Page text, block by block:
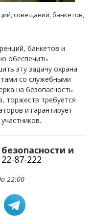
совещаний, банкетов,
банкетов и
обеспечить
эту задачу охрана
со служебными
на безопасность
торжеств требуется
и гарантирует
и
87-222
22:00